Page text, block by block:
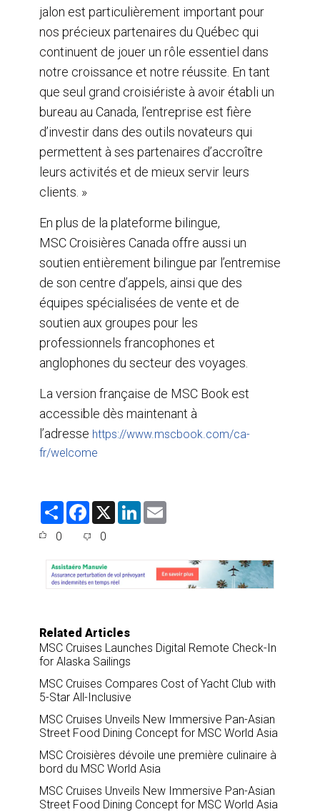
jalon est particulièrement important pour
nos précieux partenaires du Québec qui
continuent de jouer un rôle essentiel dans
notre croissance et notre réussite. En tant
que seul grand croisiériste à avoir établi un
bureau au Canada, l’entreprise est fière
d’investir dans des outils novateurs qui
permettent à ses partenaires d’accroître
leurs activités et de mieux servir leurs
clients. »
En plus de la plateforme bilingue,
MSC Croisières Canada offre aussi un
soutien entièrement bilingue par l’entremise
de son centre d’appels, ainsi que des
équipes spécialisées de vente et de
soutien aux groupes pour les
professionnels francophones et
anglophones du secteur des voyages.
La version française de MSC Book est
accessible dès maintenant à
l’adresse https://www.mscbook.com/ca-
fr/welcome
S
F
e
o
o
k
X
L
I
0 0
Related Articles
MSC Cruises Launches Digital Remote Check-In
for Alaska Sailings
MSC Cruises Compares Cost of Yacht Club with
5-Star All-Inclusive
MSC Cruises Unveils New Immersive Pan-Asian
Street Food Dining Concept for MSC World Asia
MSC Croisières dévoile une première culinaire à
bord du MSC World Asia
MSC Cruises Unveils New Immersive Pan-Asian
Street Food Dining Concept for MSC World Asia